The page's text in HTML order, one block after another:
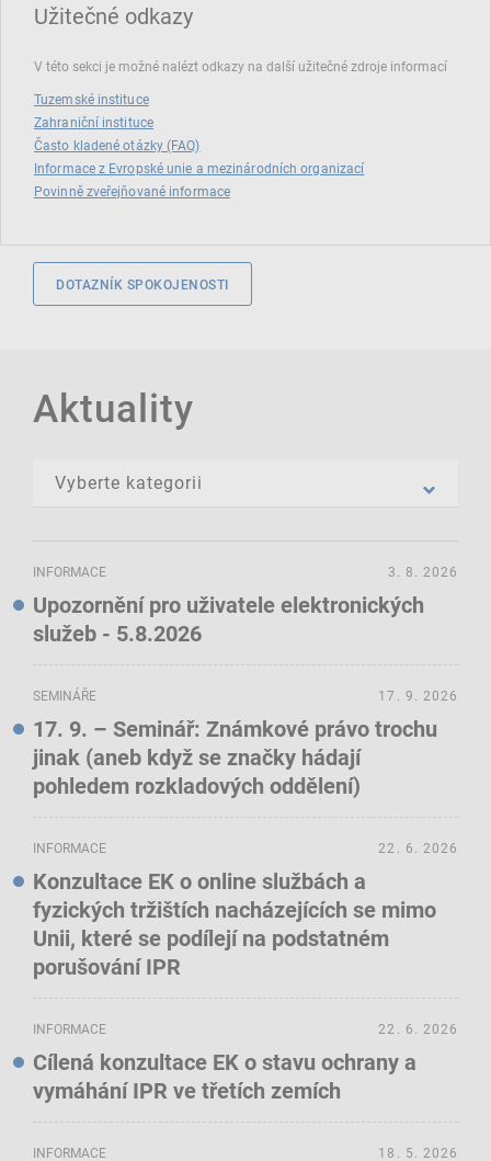
Užitečné odkazy
V této sekci je možné nalézt odkazy na další užitečné zdroje informací
Tuzemské instituce
Zahraniční instituce
Často kladené otázky (FAQ)
Informace z Evropské unie a mezinárodních organizací
Povinně zveřejňované informace
DOTAZNÍK SPOKOJENOSTI
Aktuality
INFORMACE
Upozornění pro uživatele elektronických
služeb - 5.8.2026
3. 8. 2026
SEMINÁŘE
17. 9. – Seminář: Známkové právo trochu
jinak (aneb když se značky hádají
pohledem rozkladových oddělení)
17. 9. 2026
INFORMACE
Konzultace EK o online službách a
fyzických tržištích nacházejících se mimo
Unii, které se podílejí na podstatném
porušování IPR
22. 6. 2026
INFORMACE
Cílená konzultace EK o stavu ochrany a
vymáhání IPR ve třetích zemích
22. 6. 2026
INFORMACE 18. 5. 2026